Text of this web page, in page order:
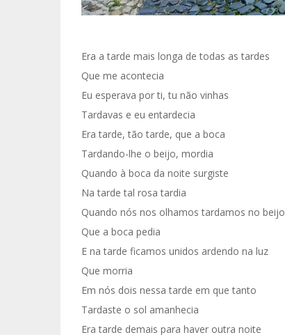
Era a tarde mais longa de todas as tardes
Que me acontecia
Eu esperava por ti, tu não vinhas
Tardavas e eu entardecia
Era tarde, tão tarde, que a boca
Tardando-lhe o beijo, mordia
Quando à boca da noite surgiste
Na tarde tal rosa tardia
Quando nós nos olhamos tardamos no beijo
Que a boca pedia
E na tarde ficamos unidos ardendo na luz
Que morria
Em nós dois nessa tarde em que tanto
Tardaste o sol amanhecia
Era tarde demais para haver outra noite